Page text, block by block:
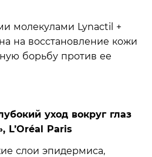
молекулами Lynactil +
на восстановление кожи
борьбу против ее
уход вокруг глаз
L’Oréal Paris
слои эпидермиса,